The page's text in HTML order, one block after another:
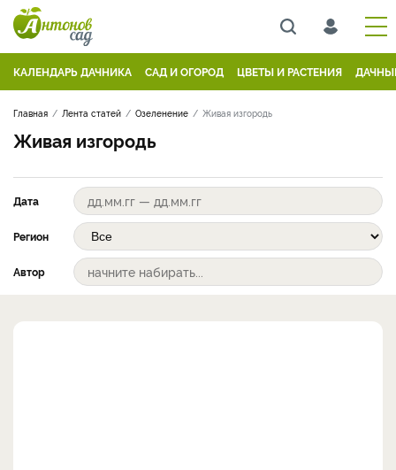
КАЛЕНДАРЬ ДАЧНИКА САД И ОГОРОД ЦВЕТЫ И РАСТЕНИЯ
Главная Лента статей Озеленение Живая изгородь
Живая изгородь
Дата
Регион
Автор